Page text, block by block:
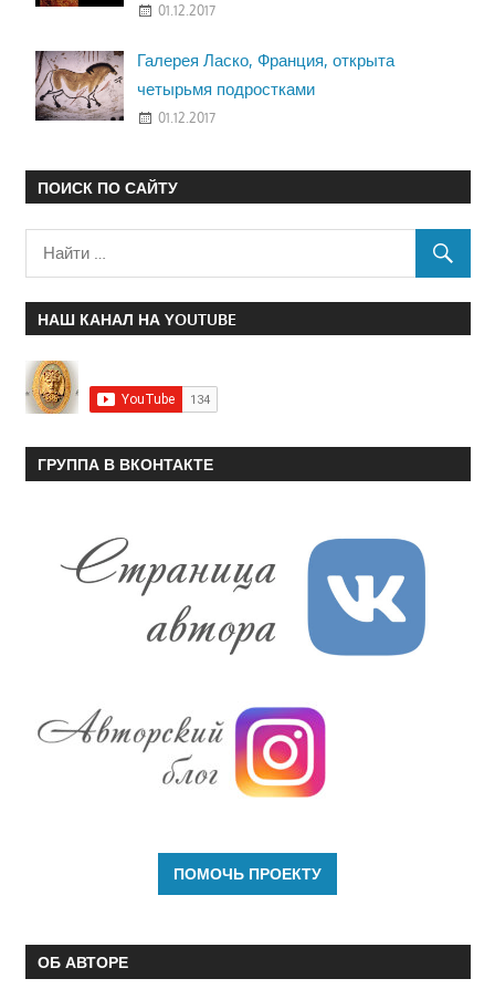
01.12.2017
Галерея Ласко, Франция, открыта
четырьмя подростками
01.12.2017
ПОИСК ПО САЙТУ
НАШ КАНАЛ НА YOUTUBE
ГРУППА В ВКОНТАКТЕ
ОБ АВТОРЕ